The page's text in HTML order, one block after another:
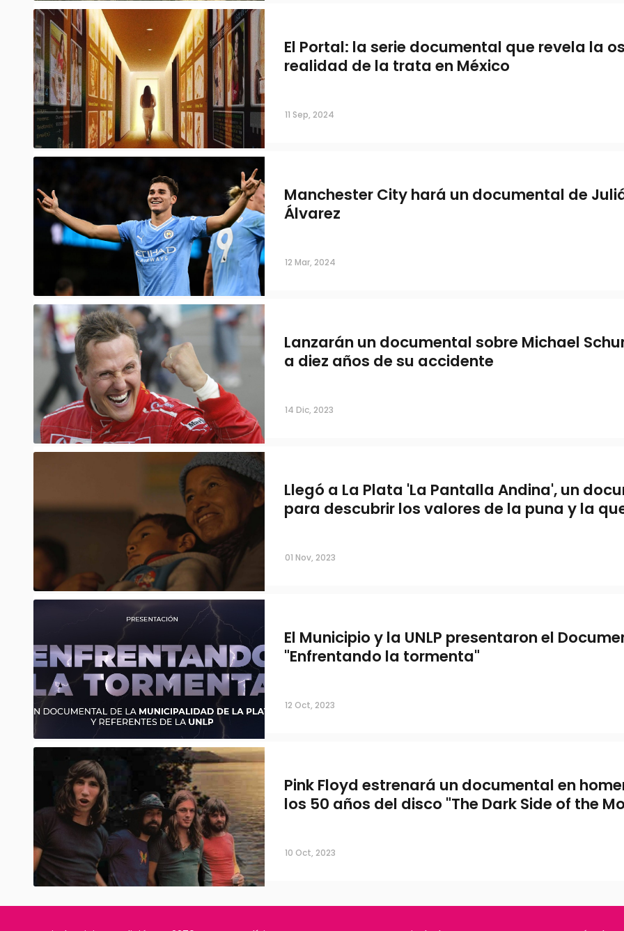
El Portal: la serie documental que revela la
realidad de la trata en México
11 Sep, 2024
Manchester City hará un documental de
Álvarez
12 Mar, 2024
Lanzarán un documental sobre Michael
a diez años de su accidente
14 Dic, 2023
Llegó a La Plata 'La Pantalla Andina', un
para descubrir los valores de la puna y la
01 Nov, 2023
El Municipio y la UNLP presentaron el
"Enfrentando la tormenta"
12 Oct, 2023
Pink Floyd estrenará un documental en
los 50 años del disco "The Dark Side of the
10 Oct, 2023